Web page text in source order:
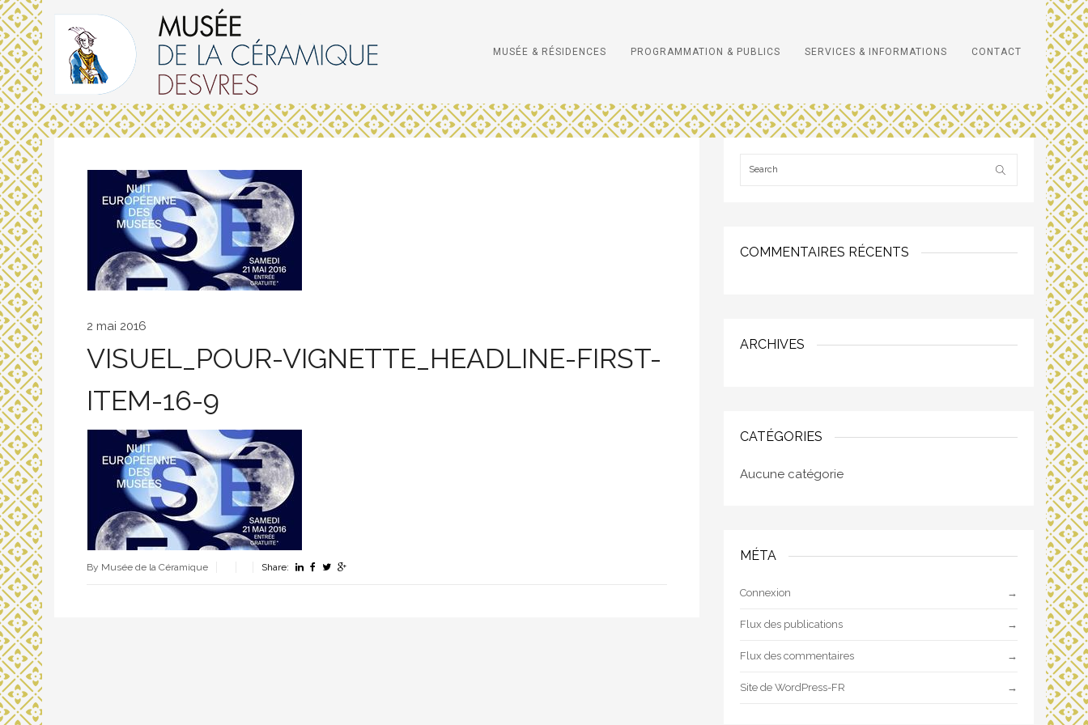
MUSÉE & RÉSIDENCES PROGRAMMATION & PUBLICS SERVICES & INFORMATIONS CONTACT
2 mai 2016
VISUEL_POUR-VIGNETTE_HEADLINE-FIRST-
ITEM-16-9
By Musée de la Céramique Share:
COMMENTAIRES RÉCENTS
ARCHIVES
CATÉGORIES
Aucune catégorie
MÉTA
Connexion
Flux des publications
Flux des commentaires
Site de WordPress-FR